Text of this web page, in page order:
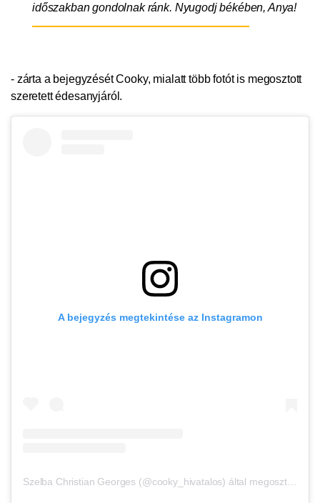
időszakban gondolnak ránk. Nyugodj békében, Anya!
- zárta a bejegyzését Cooky, mialatt több fotót is megosztott
szeretett édesanyjáról.
A bejegyzés megtekintése az Instagramon
Szelba Christian Georges (@cooky_hivatalos) által megosztott bejegyzés